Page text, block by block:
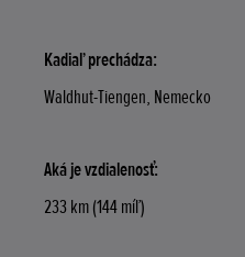
Kadiaľ prechádza:
Waldhut-Tiengen, Nemecko
Aká je vzdialenosť:
233 km (144 míľ)